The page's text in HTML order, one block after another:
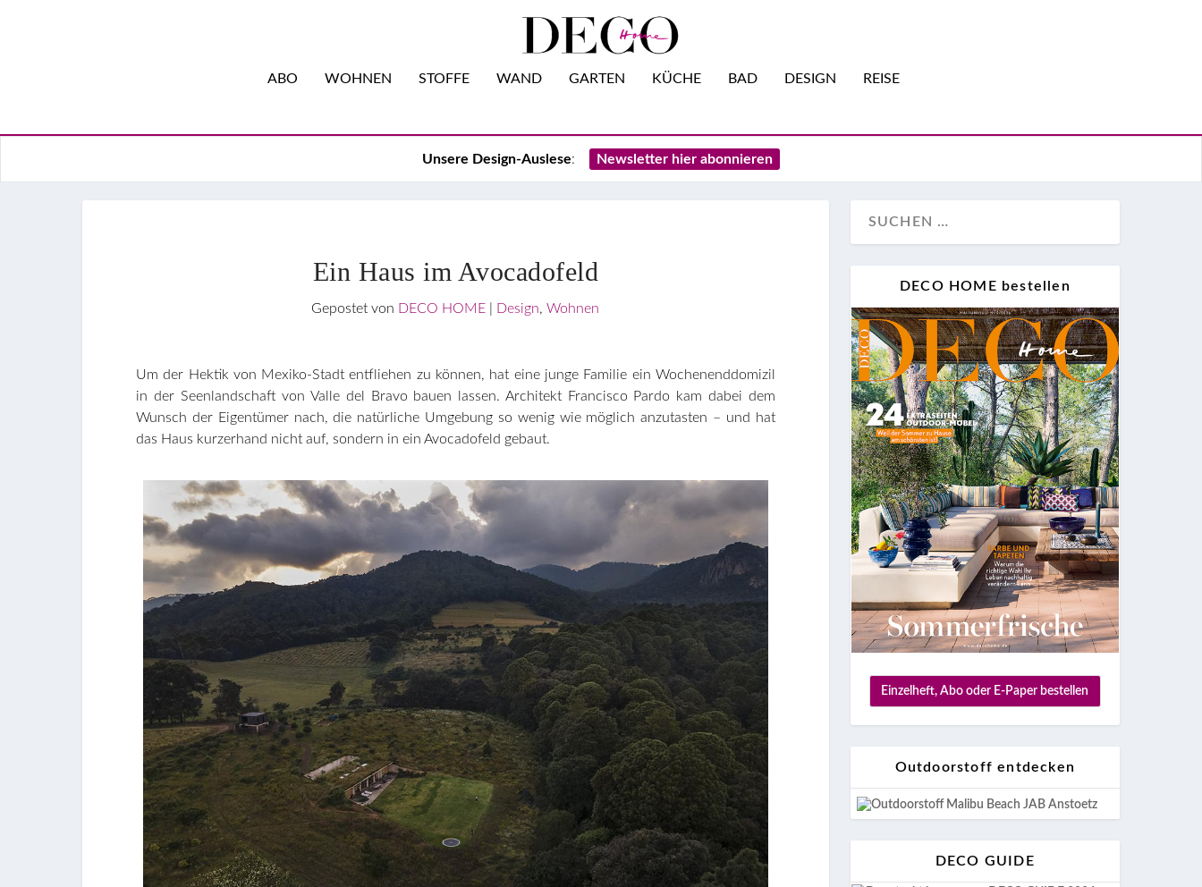
ABO WOHNEN STOFFE WAND GARTEN KÜCHE BAD DESIGN REISE
Unsere Design-Auslese: Newsletter hier abonnieren
Ein Haus im Avocadofeld
Gepostet von DECO HOME Design,Wohnen
Um der Hektik von Mexiko-Stadt entfliehen zu können, hat eine junge Familie ein Wochenenddomizil
in der Seenlandschaft von Valle del Bravo bauen lassen. Architekt Francisco Pardo kam dabei dem
Wunsch der Eigentümer nach, die natürliche Umgebung so wenig wie möglich anzutasten – und hat
das Haus kurzerhand nicht auf, sondern in ein Avocadofeld gebaut.
DECO HOME bestellen
Einzelheft, Abo oder E-Paper bestellen
Outdoorstoff entdecken
DECO GUIDE